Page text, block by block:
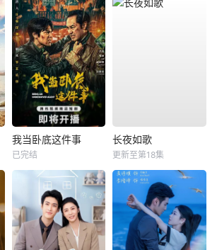
我当卧底这件事
已完结
长夜如歌
更新至第18集